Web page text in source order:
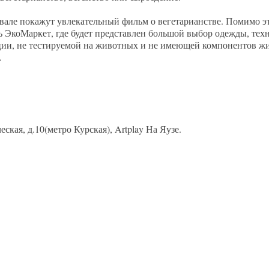
покажут увлекательный фильм о вегетарианстве. Помимо
ЭкоМаркет, где будет представлен большой выбор одежды,
не тестируемой на животных и не имеющей компонентов
д.10(метро Курская), Artplay На Яузе.